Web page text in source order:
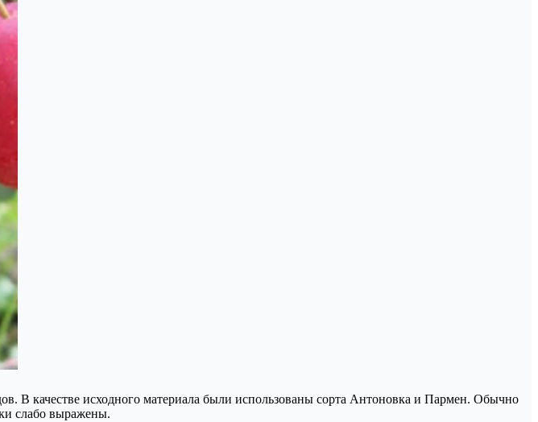
В качестве исходного материала были использованы сорта Антоновка и Пармен. Обычно
слабо выражены.